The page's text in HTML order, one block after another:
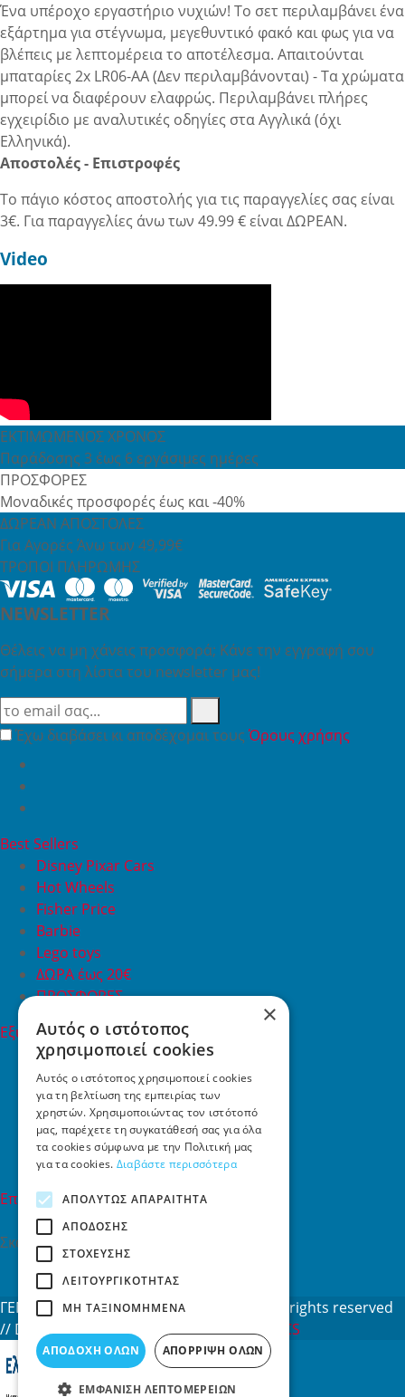
Ένα υπέροχο εργαστήριο νυχιών! Το σετ περιλαμβάνει ένα
εξάρτημα για στέγνωμα, μεγεθυντικό φακό και φως για να
βλέπεις με λεπτομέρεια το αποτέλεσμα. Απαιτούνται
μπαταρίες 2x LR06-AA (Δεν περιλαμβάνονται) - Τα χρώματα
μπορεί να διαφέρουν ελαφρώς. Περιλαμβάνει πλήρες
εγχειρίδιο με αναλυτικές οδηγίες στα Αγγλικά (όχι
Ελληνικά).
Αποστολές - Επιστροφές
Το πάγιο κόστος αποστολής για τις παραγγελίες σας είναι
3€. Για παραγγελίες άνω των 49.99 € είναι ΔΩΡΕΑΝ.
Video
ΕΚΤΙΜΩΜΕΝΟΣ ΧΡΟΝΟΣ
Παράδοσης 3 έως 6 εργάσιμες ημέρες
ΠΡΟΣΦΟΡΕΣ
Μοναδικές προσφορές έως και -40%
ΔΩΡΕΑΝ ΑΠΟΣΤΟΛΕΣ
Για Αγορές Άνω των 49,99€
ΤΡΟΠΟΙ ΠΛΗΡΩΜΗΣ
NEWSLETTER
Θέλεις να μη χάνεις προσφορά; Κάνε την εγγραφή σου
σήμερα στη λίστα του newsletter μας!
Έχω διαβάσει κι αποδέχομαι τουςΌρους χρήσης
Best Sellers
Disney Pixar Cars
Hot Wheels
Fisher Price
Barbie
Lego toys
ΔΩΡΑ έως 20€
ΠΡΟΣΦΟΡΕΣ
Εξυπηρέτηση Πελατών
Εξυπηρέτηση πελατών
Συχνές ερωτήσεις
Όροι χρήσης
Τρόποι Πληρωμής
Επιστροφές
Επικοινωνία
Επικοινωνία
Σκαλάνι, Ηράκλειο Κρήτης
2810731415
info[at]toys4u.gr
ΓΕΜΗ: 188101127000 © 2026
All rights reserved
// Designed & developed byNETMECHANICS
×
Αυτός ο ιστότοπος
χρησιμοποιεί cookies
Αυτός ο ιστότοπος χρησιμοποιεί cookies
για τη βελτίωση της εμπειρίας των
χρηστών. Χρησιμοποιώντας τον ιστότοπό
μας, παρέχετε τη συγκατάθεσή σας για όλα
τα cookies σύμφωνα με την Πολιτική μας
για τα cookies. Διαβάστε περισσότερα
ΑΠΟΛΎΤΩΣ ΑΠΑΡΑΊΤΗΤΑ
ΑΠΌΔΟΣΗΣ
ΣΤΌΧΕΥΣΗΣ
ΛΕΙΤΟΥΡΓΙΚΌΤΗΤΑΣ
ΜΗ ΤΑΞΙΝΟΜΗΜΈΝΑ
ΑΠΟΔΟΧΉ ΌΛΩΝ ΑΠΌΡΡΙΨΗ ΌΛΩΝ
ΕΜΦΆΝΙΣΗ ΛΕΠΤΟΜΕΡΕΙΏΝ